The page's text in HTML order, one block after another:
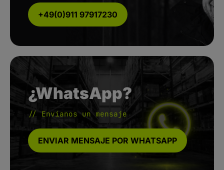
+49(0)911 97917230
¿WhatsApp?
// Envíanos un mensaje
ENVIAR MENSAJE POR WHATSAPP